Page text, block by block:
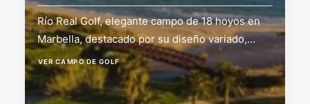
Río Real Golf, elegante campo de 18 hoyos en
Marbella, destacado por su diseño variado,…
VER CAMPO DE GOLF